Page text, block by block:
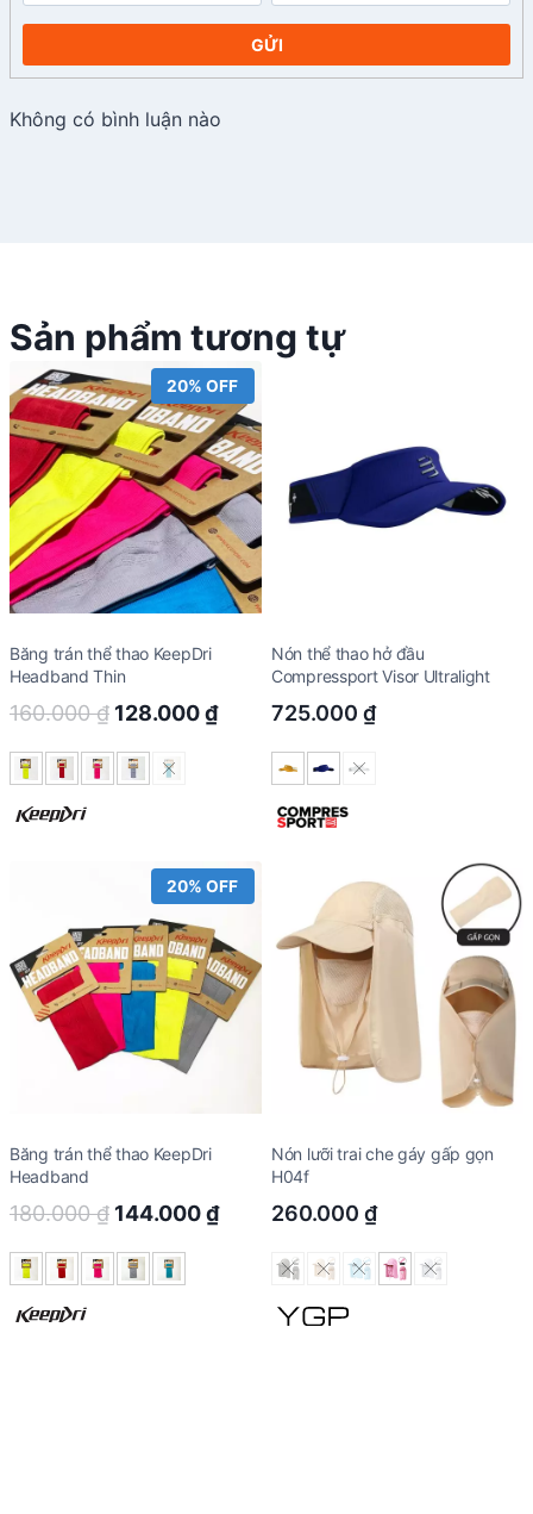
GỬI
Không có bình luận nào
Sản phẩm tương tự
20% OFF
Băng trán thể thao KeepDri
Headband Thin
160.000₫ Original
was:
128.000₫Current
128.000 ₫.
Nón thể thao hở đầu
Compressport Visor Ultralight
725.000 ₫
20% OFF
Băng trán thể thao KeepDri
Headband
180.000₫ Original
was:
144.000₫Current
144.000 ₫.
Nón lưỡi trai che gáy gấp gọn
H04f
260.000 ₫